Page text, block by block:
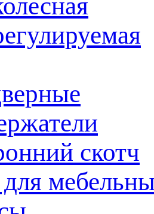
скотч